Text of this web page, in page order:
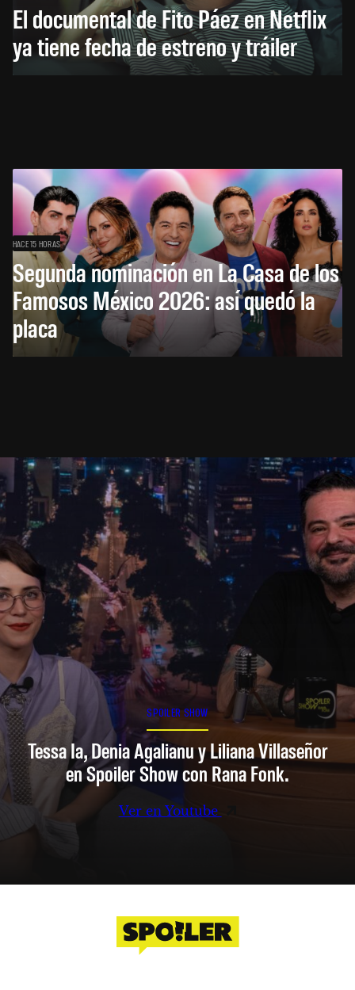
El documental de Fito Páez en Netflix
ya tiene fecha de estreno y tráiler
HACE 15 HORAS
Segunda nominación en La Casa de los
Famosos México 2026: así quedó la
placa
SPOILER SHOW
Tessa Ia, Denia Agalianu y Liliana Villaseñor
en Spoiler Show con Rana Fonk.
Ver en Youtube